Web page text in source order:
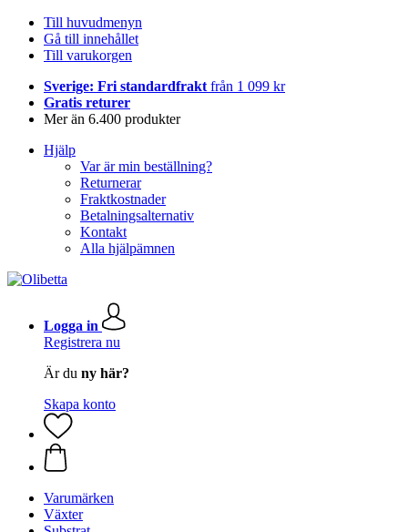
Till huvudmenyn
Gå till innehållet
Till varukorgen
Sverige: Fri standardfrakt från 1 099 kr
Gratis returer
Mer än 6.400 produkter
Hjälp
Var är min beställning?
Returnerar
Fraktkostnader
Betalningsalternativ
Kontakt
Alla hjälpämnen
Logga in
Registrera nu
Är du ny här?
Skapa konto
Varumärken
Växter